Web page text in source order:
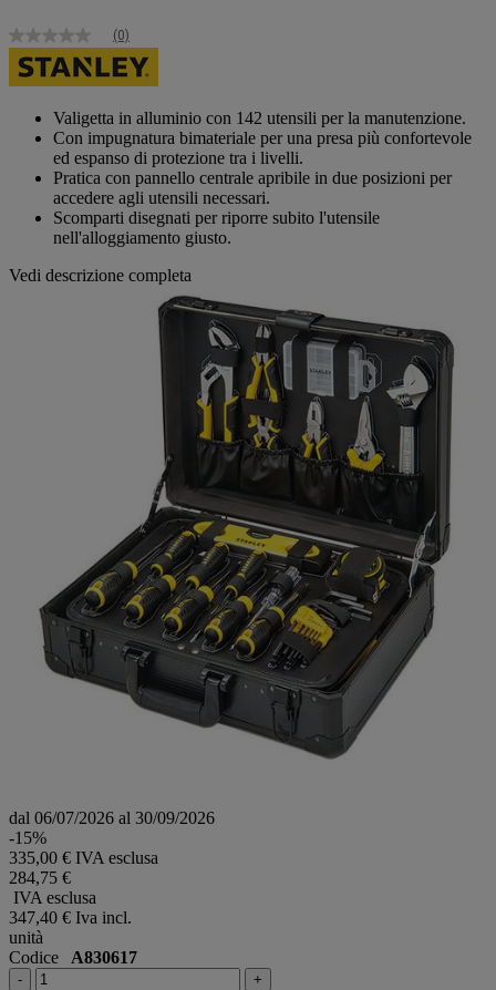
Nessuna
valutazione
Stesso
pagina.
(0)
Valigetta in alluminio con 142 utensili per la manutenzione.
Con impugnatura bimateriale per una presa più confortevole
ed espanso di protezione tra i livelli.
Pratica con pannello centrale apribile in due posizioni per
accedere agli utensili necessari.
Scomparti disegnati per riporre subito l'utensile
nell'alloggiamento giusto.
Vedi descrizione completa
dal 06/07/2026 al 30/09/2026
-15%
335,00 € IVA esclusa
284,75 €
IVA esclusa
347,40 € Iva incl.
unità
Codice A830617
- +